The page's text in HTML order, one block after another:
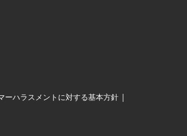
ーハラスメントに対する基本方針